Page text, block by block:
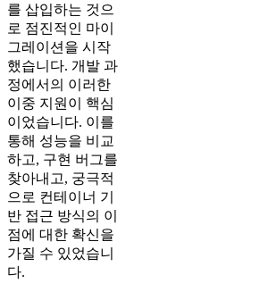
를 삽입하는 것으
로 점진적인 마이
그레이션을 시작
했습니다. 개발 과
정에서의 이러한
이중 지원이 핵심
이었습니다. 이를
통해 성능을 비교
하고, 구현 버그를
찾아내고, 궁극적
으로 컨테이너 기
반 접근 방식의 이
점에 대한 확신을
가질 수 있었습니
다.